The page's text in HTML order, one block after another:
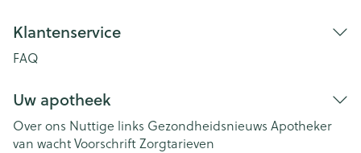
Klantenservice
FAQ
Uw apotheek
Over ons Nuttige links Gezondheidsnieuws Apotheker
van wachtVoorschriftZorgtarieven